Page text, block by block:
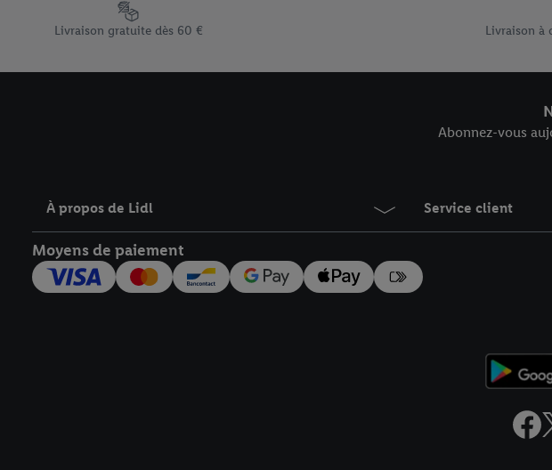
Élément du pied de page avec les différents arguments de vente uniques de Lidl.be
Livraison gratuite dès 60 €
Livraison à
Abonnez-vous
À propos de Lidl Service client
Moyens de paiement
En cliquant sur « Refuser », vous pouvez autoriser
« Accepter », vous autorisez tous les traitements